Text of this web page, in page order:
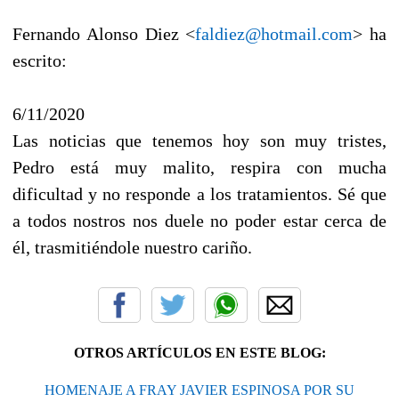
Fernando Alonso Diez <faldiez@hotmail.com> ha
escrito:
6/11/2020
Las noticias que tenemos hoy son muy tristes,
Pedro está muy malito, respira con mucha
dificultad y no responde a los tratamientos. Sé que
a todos nostros nos duele no poder estar cerca de
él, trasmitiéndole nuestro cariño.
OTROS ARTÍCULOS EN ESTE BLOG:
HOMENAJE A FRAY JAVIER ESPINOSA POR SU